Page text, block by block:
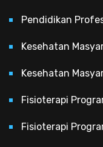
Pendidikan
Kesehatan
Kesehatan
Fisioterapi
Fisioterapi